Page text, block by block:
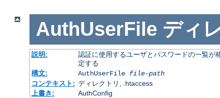
AuthUserFile ディ
説明:
認証に使用するユーザとパスワードの一覧
定する
構文:
AuthUserFile file-path
コンテキスト: ディレクトリ, .htaccess
上書き:
AuthConfig